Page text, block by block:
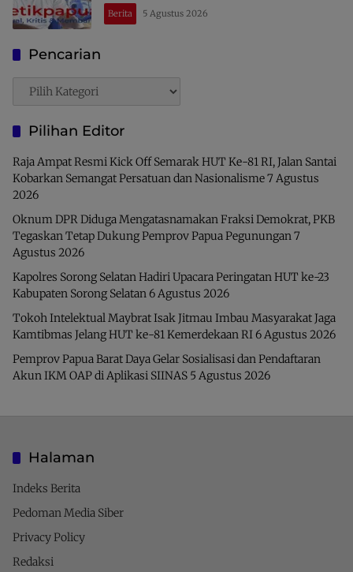
Berita 5 Agustus 2026
Pencarian
Pencarian
Pilihan Editor
Raja Ampat Resmi Kick Off Semarak HUT Ke-81 RI, Jalan Santai
Kobarkan Semangat Persatuan dan Nasionalisme7 Agustus
2026
Oknum DPR Diduga Mengatasnamakan Fraksi Demokrat, PKB
Tegaskan Tetap Dukung Pemprov Papua Pegunungan7
Agustus 2026
Kapolres Sorong Selatan Hadiri Upacara Peringatan HUT ke-23
Kabupaten Sorong Selatan6 Agustus 2026
Tokoh Intelektual Maybrat Isak Jitmau Imbau Masyarakat Jaga
Kamtibmas Jelang HUT ke-81 Kemerdekaan RI6 Agustus 2026
Pemprov Papua Barat Daya Gelar Sosialisasi dan Pendaftaran
Akun IKM OAP di Aplikasi SIINAS 5 Agustus 2026
Halaman
Indeks Berita
Pedoman Media Siber
Privacy Policy
Redaksi